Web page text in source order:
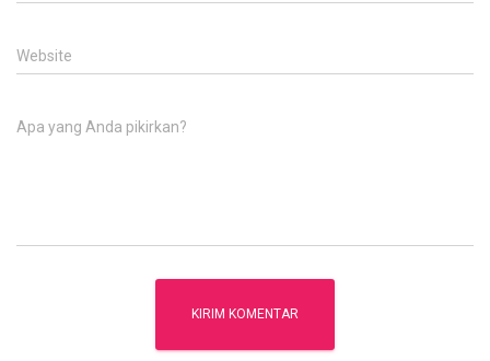
Website
Apa yang Anda pikirkan?